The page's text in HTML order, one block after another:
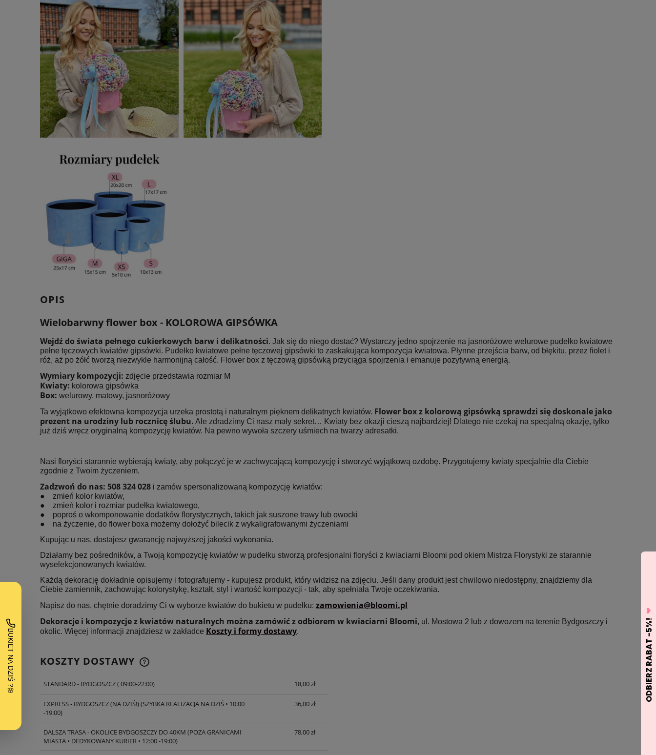
OPIS
Wielobarwny flower box - KOLOROWA GIPSÓWKA
Wejdź do świata pełnego cukierkowych barw i delikatności. Jak się do niego dostać? Wystarczy jedno spojrzenie na jasnoróżowe welurowe pudełko kwiatowe
pełne tęczowych kwiatów gipsówki. Pudełko kwiatowe pełne tęczowej gipsówki to zaskakująca kompozycja kwiatowa. Płynne przejścia barw, od błękitu, przez fiolet i
róż, aż po żółć tworzą niezwykle harmonijną całość. Flower box z tęczową gipsówką przyciąga spojrzenia i emanuje pozytywną energią.
Wymiary kompozycji: zdjęcie przedstawia rozmiar M
Kwiaty: kolorowa gipsówka
Box: welurowy, matowy, jasnoróżowy
Ta wyjątkowo efektowna kompozycja urzeka prostotą i naturalnym pięknem delikatnych kwiatów. Flower box z kolorową gipsówką sprawdzi się doskonale jako
prezent na urodziny lub rocznicę ślubu. Ale zdradzimy Ci nasz mały sekret… Kwiaty bez okazji cieszą najbardziej! Dlatego nie czekaj na specjalną okazję, tylko
już dziś wręcz oryginalną kompozycję kwiatów. Na pewno wywoła szczery uśmiech na twarzy adresatki.
Nasi floryści starannie wybierają kwiaty, aby połączyć je w zachwycającą kompozycję i stworzyć wyjątkową ozdobę. Przygotujemy kwiaty specjalnie dla Ciebie
zgodnie z Twoim życzeniem.
Zadzwoń do nas: 508 324 028 i zamów spersonalizowaną kompozycję kwiatów:
● zmień kolor kwiatów,
● zmień kolor i rozmiar pudełka kwiatowego,
● poproś o wkomponowanie dodatków florystycznych, takich jak suszone trawy lub owocki
● na życzenie, do flower boxa możemy dołożyć bilecik z wykaligrafowanymi życzeniami
Kupując u nas, dostajesz gwarancję najwyższej jakości wykonania.
Działamy bez pośredników, a Twoją kompozycję kwiatów w pudełku stworzą profesjonalni floryści z kwiaciarni Bloomi pod okiem Mistrza Florystyki ze starannie
wyselekcjonowanych kwiatów.
Każdą dekorację dokładnie opisujemy i fotografujemy - kupujesz produkt, który widzisz na zdjęciu. Jeśli dany produkt jest chwilowo niedostępny, znajdziemy dla
Ciebie zamiennik, zachowując kolorystykę, kształt, styl i wartość kompozycji - tak, aby spełniała Twoje oczekiwania.
Napisz do nas, chętnie doradzimy Ci w wyborze kwiatów do bukietu w pudełku: zamowienia@bloomi.pl
Dekoracje i kompozycje z kwiatów naturalnych można zamówić z odbiorem w kwiaciarni Bloomi, ul. Mostowa 2 lub z dowozem na terenie Bydgoszczy i
okolic. Więcej informacji znajdziesz w zakładce Koszty i formy dostawy.
KOSZTY DOSTAWY
CENA NIE ZAWIERA
PŁATNOŚCI
STANDARD - BYDGOSZCZ( 09:00-22:00) 18,00 zł
EXPRESS - BYDGOSZCZ (NA DZIŚ!)(SZYBKA REALIZACJA NA DZIŚ • 10:00
-19:00)
36,00 zł
DALSZA TRASA - OKOLICE BYDGOSZCZY DO 40KM (POZA GRANICAMI
MIASTA • DEDYKOWANY KURIER • 12:00 -19:00)
78,00 zł